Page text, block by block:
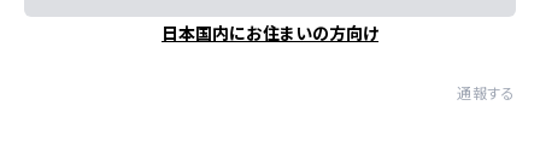
日本国内にお住まいの方向け
通報する